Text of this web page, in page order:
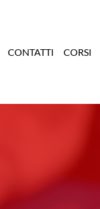
CONTATTI CORSI